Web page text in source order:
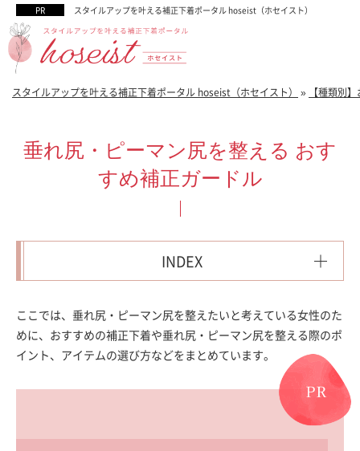
スタイルアップを叶える補正下着ポータル hoseist（ホセイスト）
スタイルアップを叶える補正下着ポータル hoseist（ホセイスト） » 【種類別
垂れ尻・ピーマン尻を整える おす
すめ補正ガードル
INDEX
ここでは、垂れ尻・ピーマン尻を整えたいと考えている女性のた
めに、おすすめの補正下着や垂れ尻・ピーマン尻を整える際のポ
イント、アイテムの選び方などをまとめています。